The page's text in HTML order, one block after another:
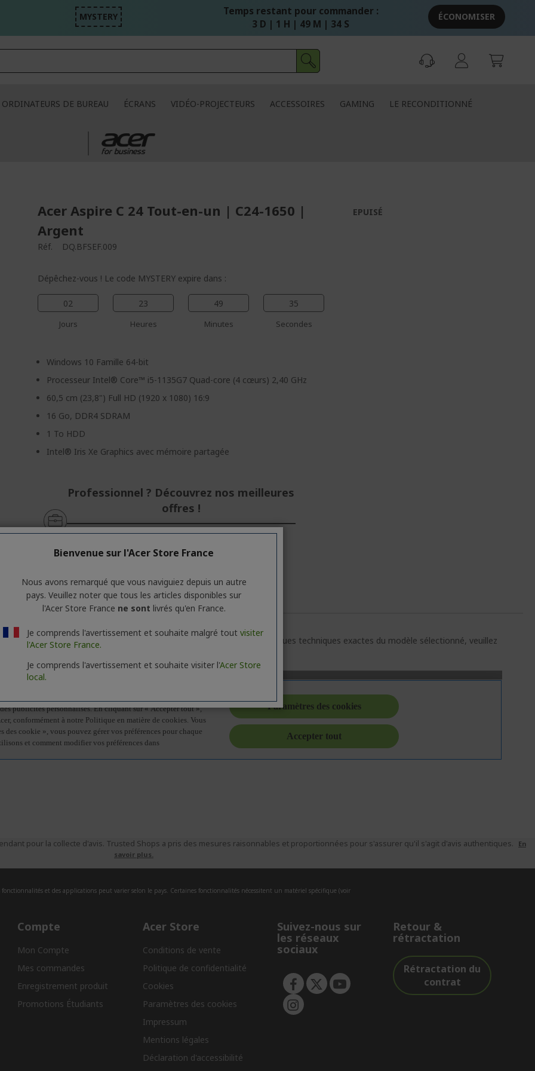
MYSTERY
Temps restant pour commander :
3 D | 1 H | 49 M | 34 S
ÉCONOMISER
ORDINATEURS DE BUREAU ÉCRANS VIDÉO-PROJECTEURS ACCESSOIRES GAMING LE RECONDITIONNÉ
Acer Aspire C 24 Tout-en-un | C24-1650 |
Argent
Réf. DQ.BFSEF.009
Dépêchez-vous ! Le code MYSTERY expire dans :
02
Jours
23
Heures
49
Minutes
35
Secondes
Windows 10 Famille 64-bit
Processeur Intel® Core™ i5-1135G7 Quad-core (4 cœurs) 2,40 GHz
60,5 cm (23,8") Full HD (1920 x 1080) 16:9
16 Go, DDR4 SDRAM
1 To HDD
Intel® Iris Xe Graphics avec mémoire partagée
Professionnel ? Découvrez nos meilleures
offres !
CONTACTEZ-NOUS | CRÉEZ UN COMPTE
PROFESSIONNEL
EPUISÉ
générales sur la série des produits. Pour connaître les caractéristiques techniques exactes du modèle sélectionné, veuillez
apparentés
pour la collecte d'avis. Trusted Shops a pris des mesures raisonnables et proportionnées pour s'assurer qu'il s'agit d'avis authentiques.
En
savoir plus.
et des applications peut varier selon le pays. Certaines fonctionnalités nécessitent un matériel spécifique (voir
Compte
Mon Compte
Mes commandes
Enregistrement produit
Promotions Étudiants
Acer Store
Conditions de vente
Politique de confidentialité
Cookies
Paramètres des cookies
Impressum
Mentions légales
Déclaration d'accessibilité
Suivez-nous sur
les réseaux
sociaux
Retour &
rétractation
Rétractation du
contrat
Bienvenue sur l'Acer Store France
Nous avons remarqué que vous naviguiez depuis un autre
pays. Veuillez noter que tous les articles disponibles sur
l'Acer Store France ne sont livrés qu'en France.
Je comprends l'avertissement et souhaite malgré tout visiter
l'Acer Store France.
Je comprends l'avertissement et souhaite visiter l'Acer Store
local.